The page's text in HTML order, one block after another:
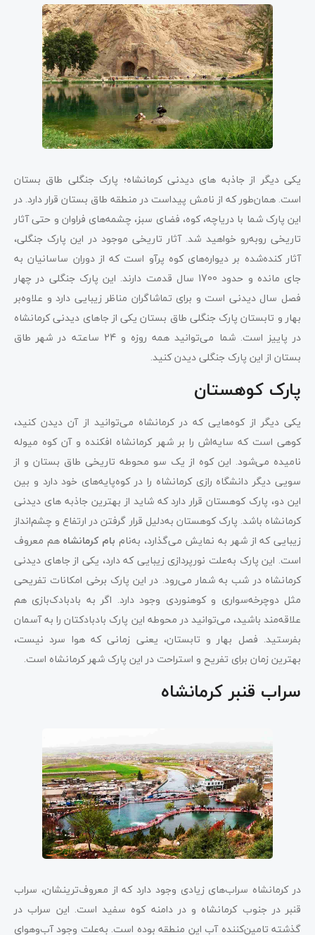
یکی دیگر از جاذبه‌ های دیدنی کرمانشاه؛ پارک جنگلی طاق بستان
است. همان‌طور که از نامش پیداست در منطقه طاق بستان قرار دارد. در
این پارک شما با دریاچه، کوه، فضای سبز، چشمه‌های فراوان و حتی ‌آثار‌
تاریخی روبه‌رو خواهید شد‌. ‌آثار‌ تاریخی موجود در این پارک جنگلی،
‌آثار‌ کنده‌شده بر دیواره‌های کوه پرآو است که از دوران ساسانیان به
جای مانده‌ و حدود 1700 سال قدمت دارند. این پارک جنگلی در چهار
فصل سال دیدنی است و برای تماشاگران مناظر زیبایی دارد و علاوه‌بر
بهار و تابستان پارک جنگلی طاق بستان یکی از جاهای دیدنی کرمانشاه
در پاییز است. شما می‌توانید همه روزه و 24 ساعته در شهر طاق
بستان از این پارک جنگلی دیدن کنید.
پارک کوهستان
یکی دیگر از کوه‌هایی که در کرمانشاه می‌توانید از آن دیدن کنید،
کوهی است که سایه‌اش را بر شهر کرمانشاه افکنده و آن کوه میوله
نامیده می‌شود. این کوه از یک سو محوطه تاریخی طاق بستان‌ و از
سویی دیگر دانشگاه رازی کرمانشاه را در کوه‌پایه‌های خود دارد و بین
این دو، پارک کوهستان قرار دارد که شاید از بهترین جاذبه‌ های دیدنی
کرمانشاه باشد. پارک کوهستان به‌دلیل قرار گرفتن در ارتفاع و چشم‌انداز
زیبایی که از شهر به نمایش می‌گذارد، به‌نام بام کرمانشاه هم معروف
است. این پارک به‌علت نورپردازی زیبایی که دارد، یکی از جاهای دیدنی
کرمانشاه در شب به شمار می‌رود. در این پارک برخی امکانات تفریحی
مثل دوچرخه‌سواری و کوهنوردی وجود دارد. اگر به بادبادک‌بازی هم
علاقه‌مند باشید، می‌توانید در محوطه این پارک بادبادکتان را به آسمان
بفرستید. فصل بهار و تابستان، یعنی زمانی که هوا سرد نیست،
بهترین زمان برای تفریح و استراحت در این پارک شهر کرمانشاه است.
سراب قنبر کرمانشاه
در کرمانشاه سراب‌های زیادی وجود دارد که از معروف‌ترینشان، سراب
قنبر در جنوب کرمانشاه و در دامنه کوه سفید است. این سراب در
گذشته تامین‌کننده آب این منطقه بوده است. به‌علت وجود آب‌وهوای